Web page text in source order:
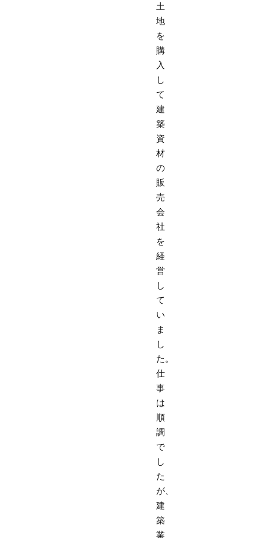
土
地
を
購
入
し
て
建
築
資
材
の
販
売
会
社
を
経
営
し
て
い
ま
し
た。
仕
事
は
順
調
で
し
た
が、
建
築
業